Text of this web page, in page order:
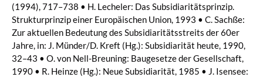
(1994), 717–738 • H. Lecheler: Das Subsidiaritätsprinzip.
Strukturprinzip einer Europäischen Union, 1993 • C. Sachße:
Zur aktuellen Bedeutung des Subsidiaritätsstreits der 60er
Jahre, in: J. Münder/D. Kreft (Hg.): Subsidiarität heute, 1990,
32–43 • O. von Nell-Breuning: Baugesetze der Gesellschaft,
1990 • R. Heinze (Hg.): Neue Subsidiarität, 1985 • J. Isensee: